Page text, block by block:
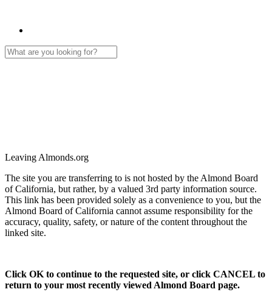
Leaving Almonds.org
The site you are transferring to is not hosted by the Almond Board
of California, but rather, by a valued 3rd party information source.
This link has been provided solely as a convenience to you, but the
Almond Board of California cannot assume responsibility for the
accuracy, quality, safety, or nature of the content throughout the
linked site.
Click OK to continue to the requested site, or click CANCEL to
return to your most recently viewed Almond Board page.